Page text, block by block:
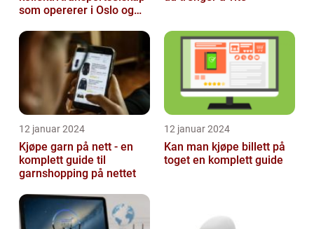
som opererer i Oslo og
12 januar 2024
Kjøpe garn på nett - en
komplett guide til
garnshopping på nettet
12 januar 2024
Kan man kjøpe billett på
toget en komplett guide